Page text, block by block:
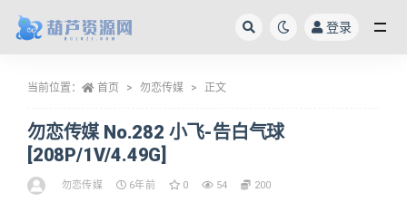
登录
当前位置： 首页 勿恋传媒 正文
勿恋传媒 No.282 小飞-告白气球
[208P/1V/4.49G]
勿恋传媒 6年前 0 54 200